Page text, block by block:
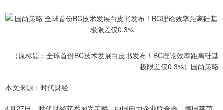
（原标题：全球首份BC技术发展白皮书发布！BC理论效率距离硅基
极限差仅0.3%）国尚策略
本文来源：时代财经
4月27日，时代财经获悉国尚策略，中国电力企业联合会、德国莱茵